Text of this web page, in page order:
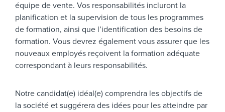
équipe de vente. Vos responsabilités incluront la
planification et la supervision de tous les programmes
de formation, ainsi que l’identification des besoins de
formation. Vous devrez également vous assurer que les
nouveaux employés reçoivent la formation adéquate
correspondant à leurs responsabilités.
Notre candidat(e) idéal(e) comprendra les objectifs de
la société et suggérera des idées pour les atteindre par